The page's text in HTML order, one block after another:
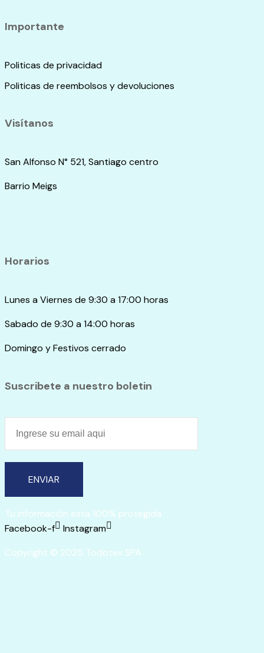
Importante
Politicas de privacidad
Politicas de reembolsos y devoluciones
Visítanos
San Alfonso N° 521, Santiago centro
Barrio Meigs
Horarios
Lunes a Viernes de 9:30 a 17:00 horas
Sabado de 9:30 a 14:00 horas
Domingo y Festivos cerrado
Suscribete a nuestro boletin
ENVIAR
Tu información esta 100% protegida
Facebook-f
Instagram
Copyright © 2025 Todotex SPA